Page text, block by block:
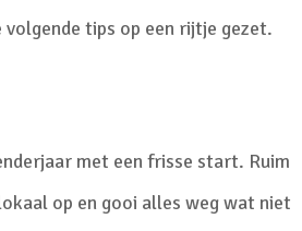
volgende tips op een rijtje gezet.
met een frisse start. Ruim
op en gooi alles weg wat niet